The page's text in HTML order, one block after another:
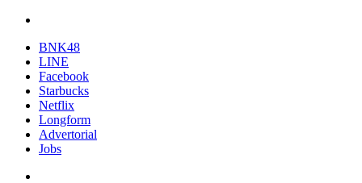
BNK48
LINE
Facebook
Starbucks
Netflix
Longform
Advertorial
Jobs